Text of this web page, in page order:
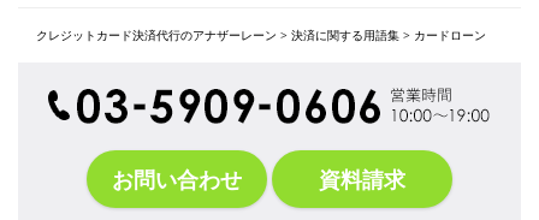
クレジットカード決済代行のアナザーレーン > 決済に関する用語集 > カードローン
お問い合わせ 資料請求